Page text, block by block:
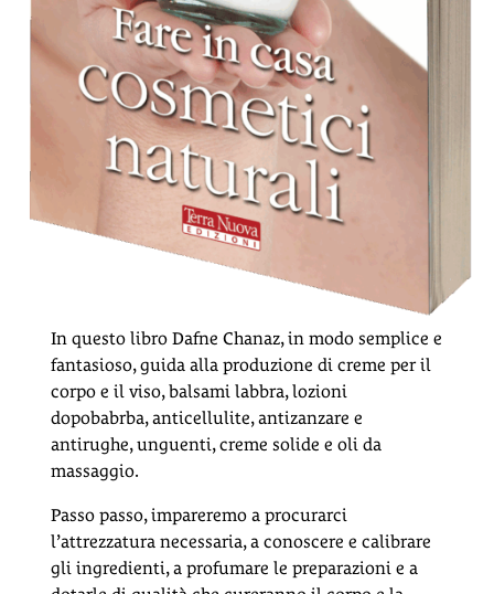
In questo libro Dafne Chanaz, in modo semplice e
fantasioso, guida alla produzione di creme per il
corpo e il viso, balsami labbra, lozioni
dopobabrba, anticellulite, antizanzare e
antirughe, unguenti, creme solide e oli da
massaggio.
Passo passo, impareremo a procurarci
l’attrezzatura necessaria, a conoscere e calibrare
gli ingredienti, a profumare le preparazioni e a